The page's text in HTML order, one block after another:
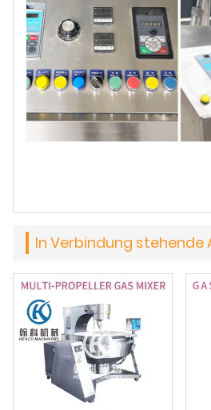
In Verbindung stehende